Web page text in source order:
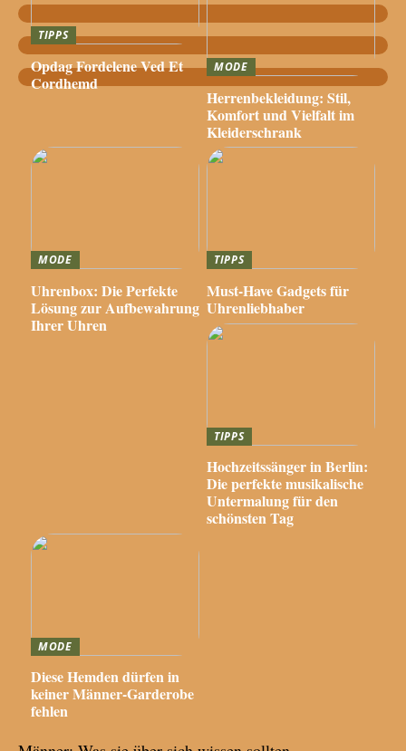
TIPPS
Opdag Fordelene Ved Et
Cordhemd
MODE
Herrenbekleidung: Stil,
Komfort und Vielfalt im
Kleiderschrank
MODE
Uhrenbox: Die Perfekte
Lösung zur Aufbewahrung
Ihrer Uhren
TIPPS
Must-Have Gadgets für
Uhrenliebhaber
TIPPS
Hochzeitssänger in Berlin:
Die perfekte musikalische
Untermalung für den
schönsten Tag
MODE
Diese Hemden dürfen in
keiner Männer-Garderobe
fehlen